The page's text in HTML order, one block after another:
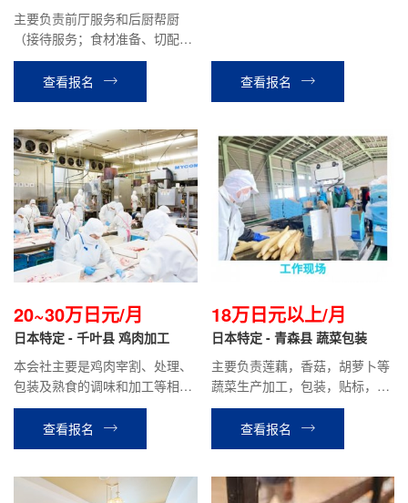
厨）
主要负责前厅服务和后厨帮厨
（接待服务；食材准备、切配、
清洗餐具等）
查看报名
查看报名
20~30万日元/月
日本特定 - 千叶县 鸡肉加工
本会社主要是鸡肉宰割、处理、
包装及熟食的调味和加工等相关
工作。
查看报名
18万日元以上/月
日本特定 - 青森县 蔬菜包装
主要负责莲藕，香菇，胡萝卜等
蔬菜生产加工，包装，贴标，入
库出货等工作。要求食品加工技
能实习2号或3号圆满修了人员。
查看报名